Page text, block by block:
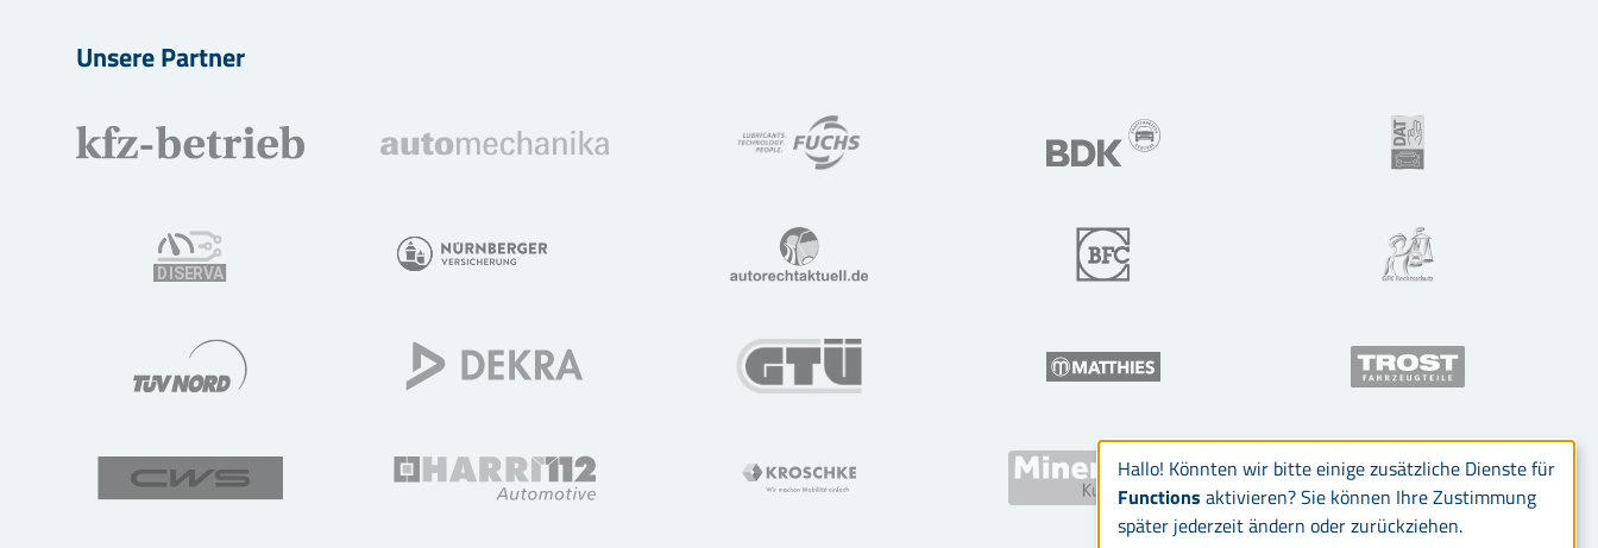
Unsere Partner
Hallo! Könnten wir bitte einige zusätzliche Dienste für
Functions aktivieren? Sie können Ihre Zustimmung
später jederzeit ändern oder zurückziehen.